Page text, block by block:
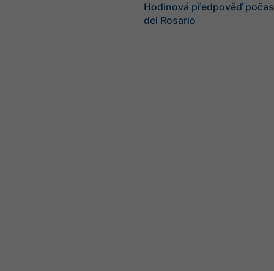
Hodinová předpověď
del Rosario